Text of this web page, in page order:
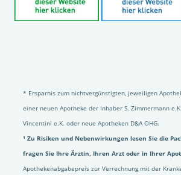
* Ersparnis zum nichtvergünstigten, jeweiligen
einer neuen Apotheke der Inhaber S. Zimmermann
Vincentini e.K. oder neue Apotheken D&A OHG.
¹ Zu Risiken und Nebenwirkungen lesen Sie die
fragen Sie Ihre Ärztin, Ihren Arzt oder in Ihrer
Apothekenabgabepreis zur Verrechnung mit der